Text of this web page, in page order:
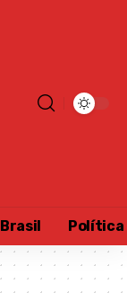
Brasil Política